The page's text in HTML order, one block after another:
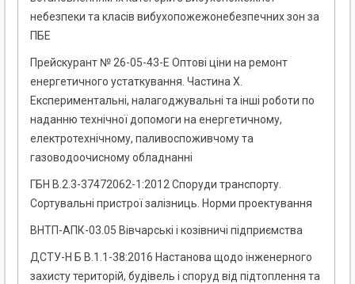
небезпеки та класів вибухопожежонебезпечних зон за
ПБЕ
Прейскурант № 26-05-43-Е Оптові ціни на ремонт
енергетичного устаткування. Частина Х.
Експериментальні, налагоджувальні та інші роботи по
наданню технічної допомоги на енергетичному,
електротехнічному, паливоспоживчому та
газоводоочисному обладнанні
ГБН В.2.3-37472062-1:2012 Споруди транспорту.
Сортувальні пристрої залізниць. Норми проектування
ВНТП-АПК-03.05 Вівчарські і козівничі підприємства
ДСТУ-Н Б В.1.1-38:2016 Настанова щодо інженерного
захисту територій, будівель і споруд від підтоплення та